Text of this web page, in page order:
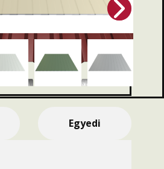
Egyedi